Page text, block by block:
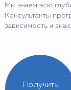
Мы знаем всю
Консультанты
зависимость и
Получить